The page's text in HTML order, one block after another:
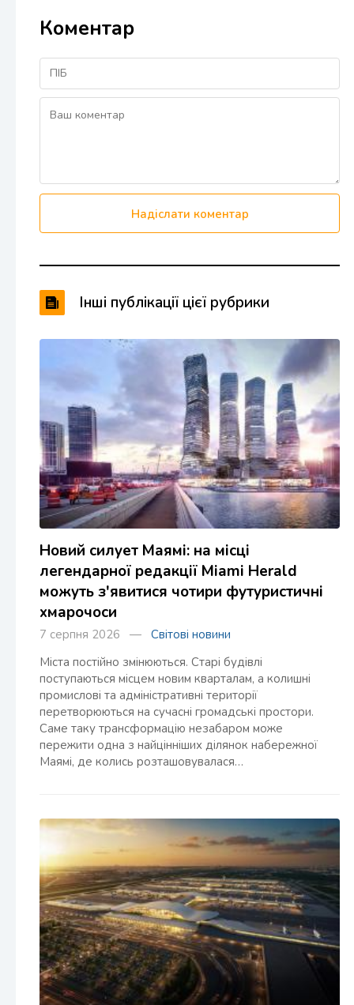
Коментар
Надіслати коментар
Інші публікації цієї рубрики
Новий силует Маямі: на місці
легендарної редакції Miami Herald
можуть з'явитися чотири футуристичні
хмарочоси
7 серпня 2026 — Світові новини
Міста постійно змінюються. Старі будівлі
поступаються місцем новим кварталам, а колишні
промислові та адміністративні території
перетворюються на сучасні громадські простори.
Саме таку трансформацію незабаром може
пережити одна з найцінніших ділянок набережної
Маямі, де колись розташовувалася…